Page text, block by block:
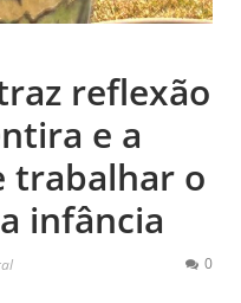
reflexão
e a
trabalhar o
infância
0